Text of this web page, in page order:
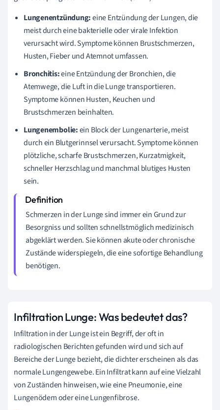
Lungenentzündung:eine Entzündung der Lungen, die
meist durch eine bakterielle oder virale Infektion
verursacht wird. Symptome können Brustschmerzen,
Husten, Fieber und Atemnot umfassen.
Bronchitis:eine Entzündung der Bronchien, die
Atemwege, die Luft in die Lunge transportieren.
Symptome können Husten, Keuchen und
Brustschmerzen beinhalten.
Lungenembolie:ein Block der Lungenarterie, meist
durch ein Blutgerinnsel verursacht. Symptome können
plötzliche, scharfe Brustschmerzen, Kurzatmigkeit,
schneller Herzschlag und manchmal blutiges Husten
sein.
Schmerzen in der Lunge sind immer ein Grund zur
Besorgniss und sollten schnellstmöglich medizinisch
abgeklärt werden. Sie können akute oder chronische
Zustände widerspiegeln, die eine sofortige Behandlung
benötigen.
Infiltration Lunge: Was bedeutet das?
Infiltration in der Lunge ist ein Begriff, der oft in
radiologischen Berichten gefunden wird und sich auf
Bereiche der Lunge bezieht, die dichter erscheinen als das
normale Lungengewebe. Ein Infiltrat kann auf eine Vielzahl
von Zuständen hinweisen, wie eine Pneumonie, eine
Lungenödem oder eine Lungenfibrose.